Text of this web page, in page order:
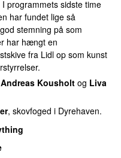
programmets sidste time
har fundet lige så
stemning på som
har hængt en
fra Lidl op som kunst
Andreas Kousholt og Liva
, skovfoged i Dyrehaven.